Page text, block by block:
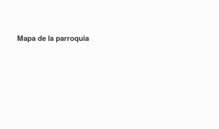
Mapa de la parroquia